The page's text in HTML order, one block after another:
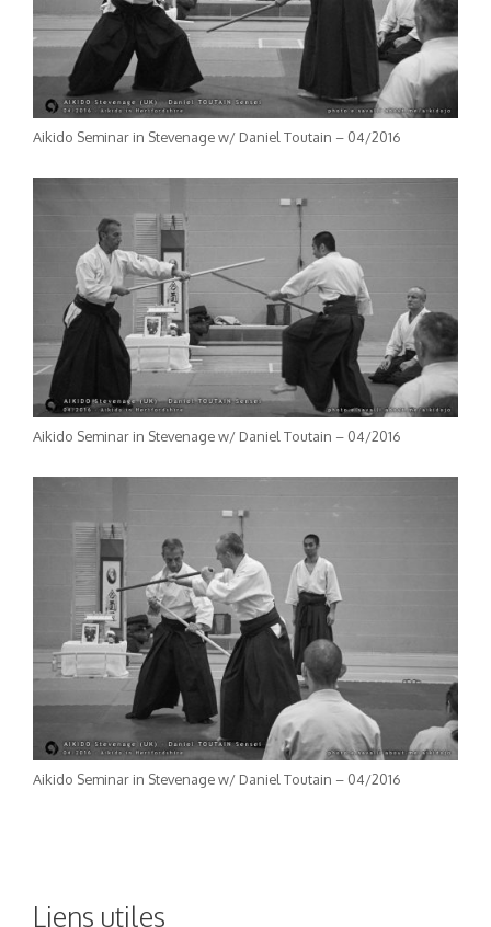
Aikido Seminar in Stevenage w/ Daniel Toutain – 04/2016
Aikido Seminar in Stevenage w/ Daniel Toutain – 04/2016
Aikido Seminar in Stevenage w/ Daniel Toutain – 04/2016
Liens utiles